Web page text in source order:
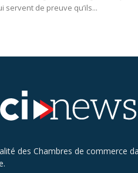
servent de preuve qu’ils...
des Chambres de commerce